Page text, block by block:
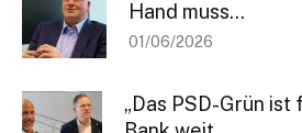
Hand muss...
01/06/2026
„Das PSD-Grün ist